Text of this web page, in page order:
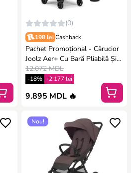
(0)
198 lei Cashback
Pachet Promoțional - Cărucior
Joolz Aer+ Cu Bară Pliabilă Și
Suport De Pahar Incluse, Space
Black
12.072 MDL
-18% -2.177 lei
9.895 MDL 🔥
Nou!